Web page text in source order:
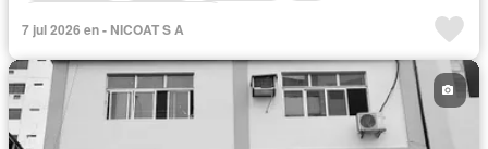
7 jul 2026 en - NICOAT S A